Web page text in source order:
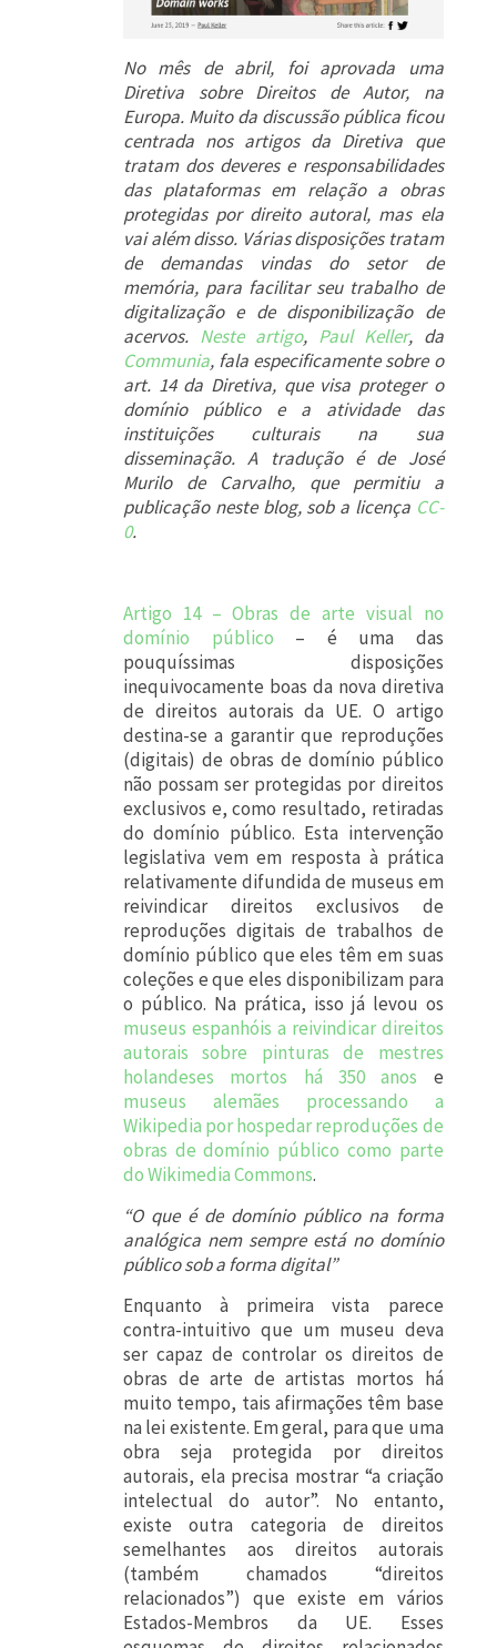
No mês de abril, foi aprovada uma
Diretiva sobre Direitos de Autor, na
Europa. Muito da discussão pública ficou
centrada nos artigos da Diretiva que
tratam dos deveres e responsabilidades
das plataformas em relação a obras
protegidas por direito autoral, mas ela
vai além disso. Várias disposições tratam
de demandas vindas do setor de
memória, para facilitar seu trabalho de
digitalização e de disponibilização de
acervos. Neste artigo, Paul Keller, da
Communia, fala especificamente sobre o
art. 14 da Diretiva, que visa proteger o
domínio público e a atividade das
instituições culturais na sua
disseminação. A tradução é de José
Murilo de Carvalho, que permitiu a
publicação neste blog, sob a licença CC-
0.
Artigo 14 – Obras de arte visual no
domínio público – é uma das
pouquíssimas disposições
inequivocamente boas da nova diretiva
de direitos autorais da UE. O artigo
destina-se a garantir que reproduções
(digitais) de obras de domínio público
não possam ser protegidas por direitos
exclusivos e, como resultado, retiradas
do domínio público. Esta intervenção
legislativa vem em resposta à prática
relativamente difundida de museus em
reivindicar direitos exclusivos de
reproduções digitais de trabalhos de
domínio público que eles têm em suas
coleções e que eles disponibilizam para
o público. Na prática, isso já levou os
museus espanhóis a reivindicar direitos
autorais sobre pinturas de mestres
holandeses mortos há 350 anos e
museus alemães processando a
Wikipedia por hospedar reproduções de
obras de domínio público como parte
do Wikimedia Commons.
“O que é de domínio público na forma
analógica nem sempre está no domínio
público sob a forma digital”
Enquanto à primeira vista parece
contra-intuitivo que um museu deva
ser capaz de controlar os direitos de
obras de arte de artistas mortos há
muito tempo, tais afirmações têm base
na lei existente. Em geral, para que uma
obra seja protegida por direitos
autorais, ela precisa mostrar “a criação
intelectual do autor”. No entanto,
existe outra categoria de direitos
semelhantes aos direitos autorais
(também chamados “direitos
relacionados”) que existe em vários
Estados-Membros da UE. Esses